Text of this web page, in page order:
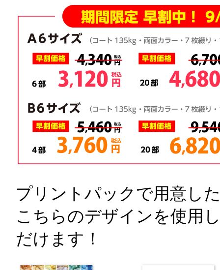
プリントパックで用意し
こちらのデザインを使用
だけます！